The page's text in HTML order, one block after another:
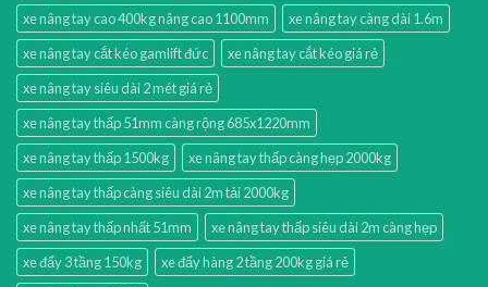
xe nâng tay cao 400kg nâng cao 1100mm
xe nâng tay càng dài 1.6m
xe nâng tay cắt kéo gamlift đức
xe nâng tay cắt kéo giá rẻ
xe nâng tay siêu dài 2 mét giá rẻ
xe nâng tay thấp 51mm càng rộng 685x1220mm
xe nâng tay thấp 1500kg
xe nâng tay thấp càng hẹp 2000kg
xe nâng tay thấp càng siêu dài 2m tải 2000kg
xe nâng tay thấp nhất 51mm
xe nâng tay thấp siêu dài 2m càng hẹp
xe đẩy 3 tầng 150kg
xe đẩy hàng 2 tầng 200kg giá rẻ